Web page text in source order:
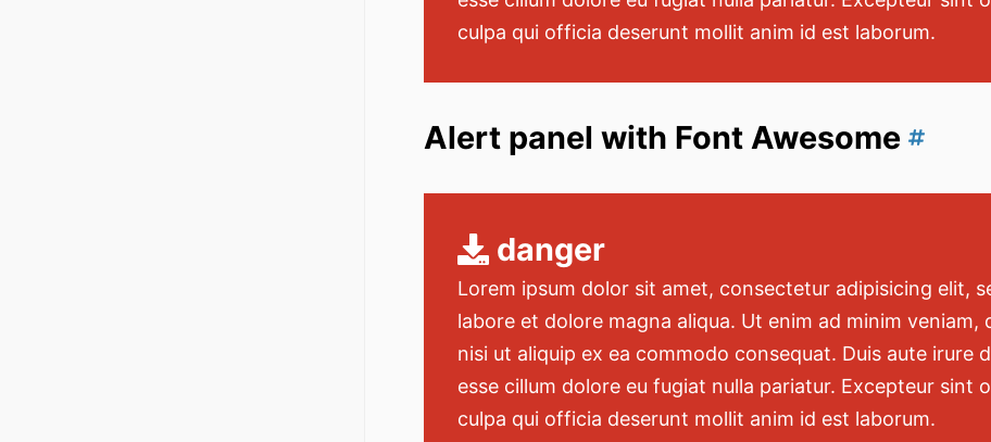
culpa qui officia deserunt mollit anim id est laborum.
Alert panel with Font Awesome
danger
Lorem ipsum dolor sit amet, consectetur adipisicing elit,
labore et dolore magna aliqua. Ut enim ad minim
nisi ut aliquip ex ea commodo consequat. Duis aute
esse cillum dolore eu fugiat nulla pariatur. Excepteur
culpa qui officia deserunt mollit anim id est laborum.